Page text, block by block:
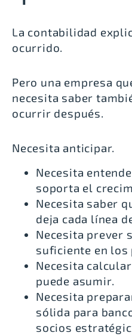
La contabilidad
ocurrido.
Pero una empresa
necesita saber
ocurrir después.
Necesita anticipar.
Necesita
soporta el
Necesita saber
deja cada línea
Necesita prever
suficiente en los
Necesita
puede asumir.
Necesita
sólida para
socios